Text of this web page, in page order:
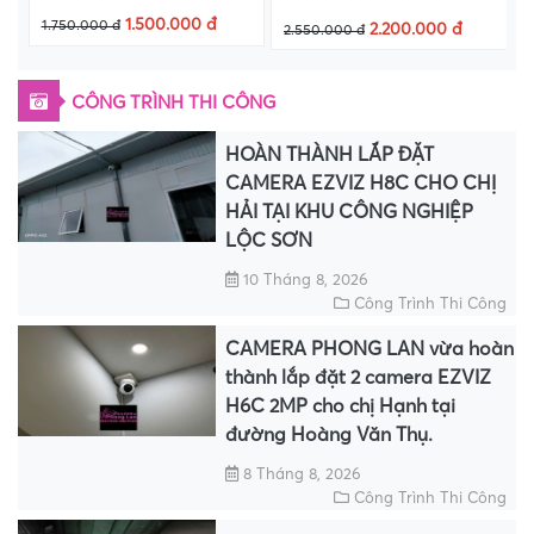
Trời +Thẻ Nhớ 64Gb
1.750.000 đ 1.500.000 đ 2.550.000 đ 2.200.000 đ
CÔNG TRÌNH THI CÔNG
HOÀN THÀNH LẮP ĐẶT
CAMERA EZVIZ H8C CHO CHỊ
HẢI TẠI KHU CÔNG NGHIỆP
LỘC SƠN
10 Tháng 8, 2026
Công Trình Thi Công
CAMERA PHONG LAN vừa hoàn
thành lắp đặt 2 camera EZVIZ
H6C 2MP cho chị Hạnh tại
đường Hoàng Văn Thụ.
8 Tháng 8, 2026
Công Trình Thi Công